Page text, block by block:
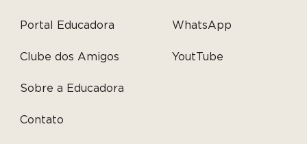
Portal Educadora
Clube dos Amigos
Sobre a Educadora
Contato
WhatsApp
YoutTube